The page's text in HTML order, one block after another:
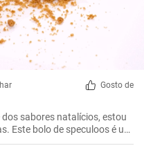
Gosto de
sabores natalícios, estou
Este bolo de speculoos é um
clássico das bolachas